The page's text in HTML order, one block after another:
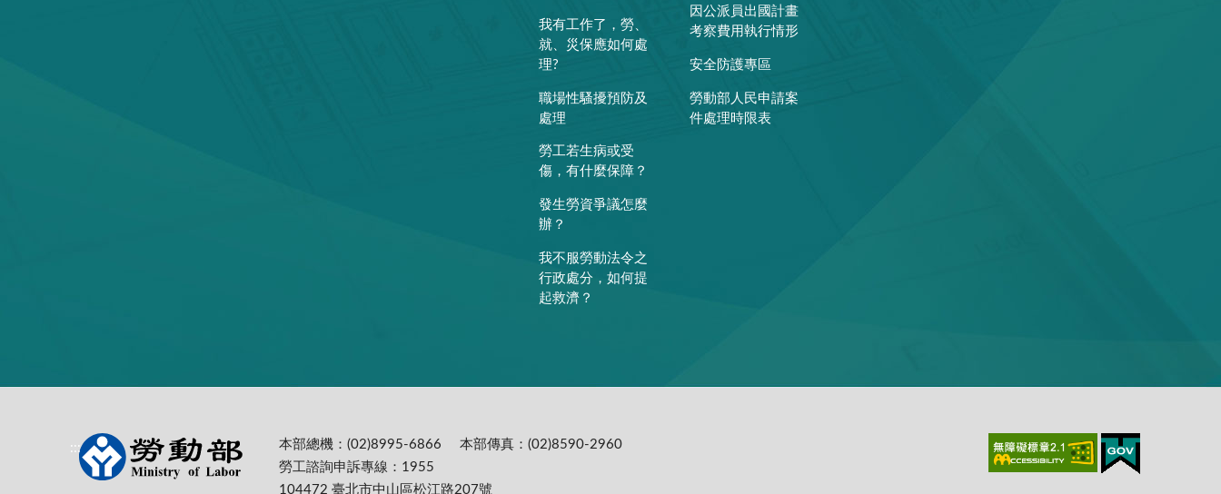
我有工作了，勞、
就、災保應如何處
理?
職場性騷擾預防及
處理
勞工若生病或受
傷，有什麼保障？
發生勞資爭議怎麼
辦？
我不服勞動法令之
行政處分，如何提
起救濟？
因公派員出國計畫
考察費用執行情形
安全防護專區
勞動部人民申請案
件處理時限表
::: 本部總機：(02)8995-6866
本部傳真：(02)8590-2960
勞工諮詢申訴專線：1955
104472 臺北市中山區松江路207號